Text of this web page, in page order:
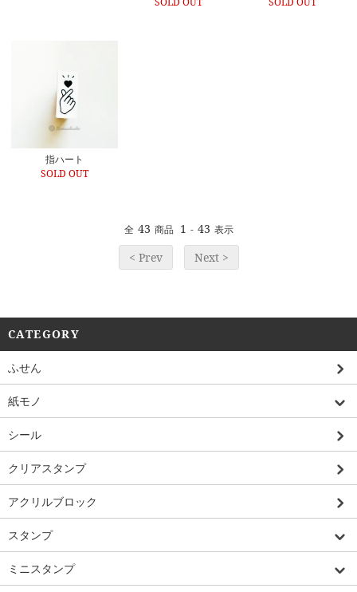
指ハート
SOLD OUT
全 43 商品 1 - 43 表示
< Prev Next >
CATEGORY
ふせん
紙モノ
シール
クリアスタンプ
アクリルブロック
スタンプ
ミニスタンプ